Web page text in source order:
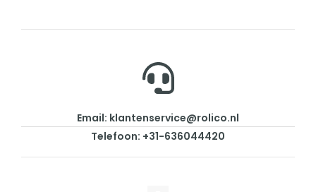
Email: klantenservice@rolico.nl
Telefoon: +31-636044420